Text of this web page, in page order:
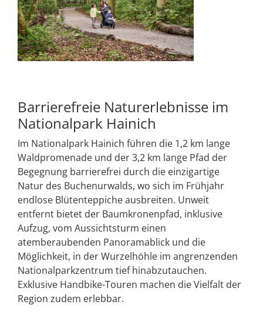
Barrierefreie Naturerlebnisse im
Nationalpark Hainich
Im Nationalpark Hainich führen die 1,2 km lange
Waldpromenade und der 3,2 km lange Pfad der
Begegnung barrierefrei durch die einzigartige
Natur des Buchenurwalds, wo sich im Frühjahr
endlose Blütenteppiche ausbreiten. Unweit
entfernt bietet der Baumkronenpfad, inklusive
Aufzug, vom Aussichtsturm einen
atemberaubenden Panoramablick und die
Möglichkeit, in der Wurzelhöhle im angrenzenden
Nationalparkzentrum tief hinabzutauchen.
Exklusive Handbike-Touren machen die Vielfalt der
Region zudem erlebbar.